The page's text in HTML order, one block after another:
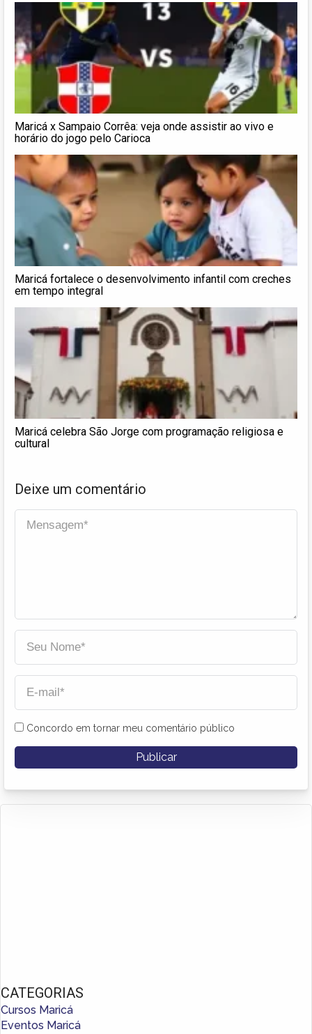
Maricá x Sampaio Corrêa: veja onde assistir ao vivo e
horário do jogo pelo Carioca
Maricá fortalece o desenvolvimento infantil com creches
em tempo integral
Maricá celebra São Jorge com programação religiosa e
cultural
Deixe um comentário
Concordo em tornar meu comentário público
CATEGORIAS
Cursos Maricá
Eventos Maricá